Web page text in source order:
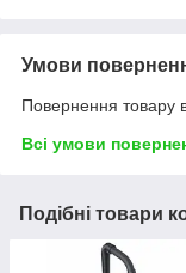
Умови
Повернення товару
Всі умови
Подібні товари